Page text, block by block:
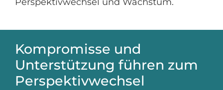
Kompromisse und
Unterstützung führen zum
Perspektivwechsel